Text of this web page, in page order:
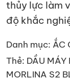
thủy lực làm
độ khắc
Danh mục: ẮC
Thẻ: DẦU MÁY
MORLINA S2